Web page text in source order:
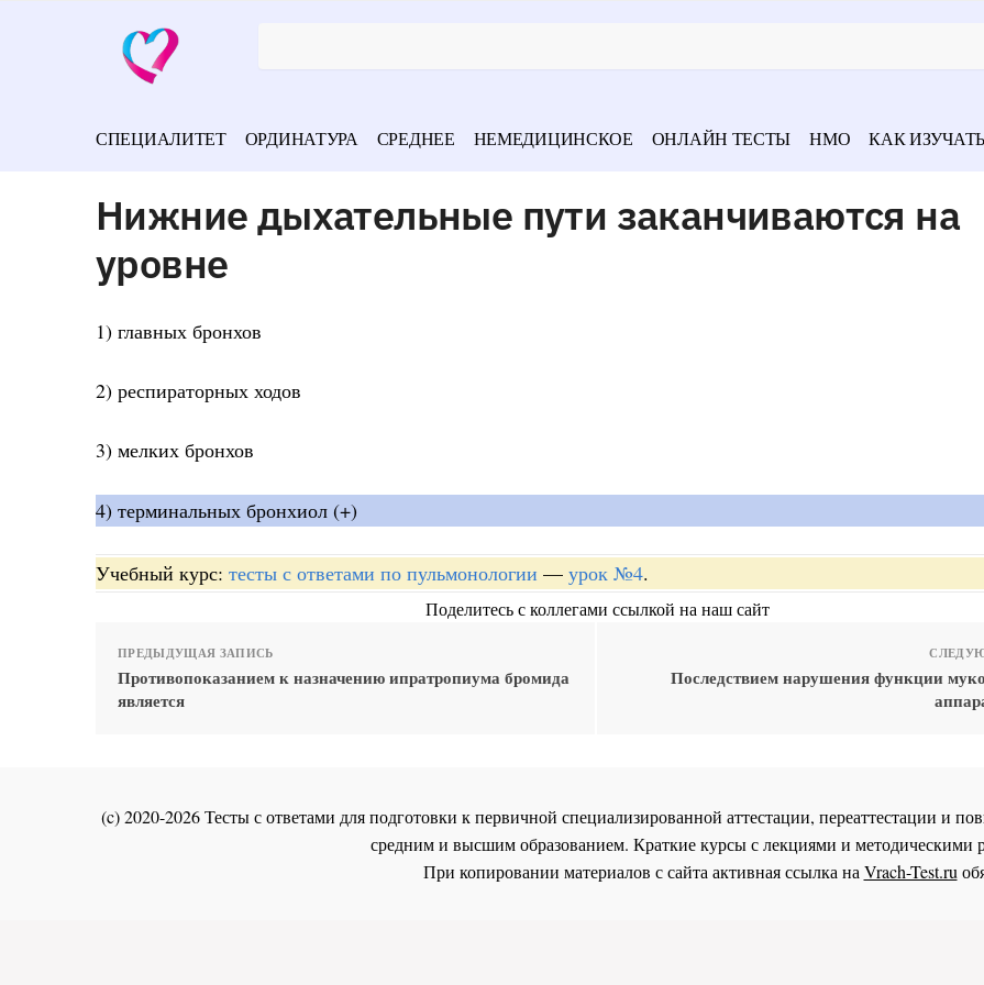
СПЕЦИАЛИТЕТ ОРДИНАТУРА СРЕДНЕЕ НЕМЕДИЦИНСКОЕ ОНЛАЙН ТЕСТЫ НМО КАК ИЗУЧАТЬ
Нижние дыхательные пути заканчиваются на
уровне
1) главных бронхов
2) респираторных ходов
3) мелких бронхов
4) терминальных бронхиол (+)
Учебный курс: тесты с ответами по пульмонологии — урок №4.
Поделитесь с коллегами ссылкой на наш сайт
ПРЕДЫДУЩАЯ ЗАПИСЬ
Противопоказанием к назначению ипратропиума бромида
является
Последствием нарушения функции
(c) 2020-2026 Тесты с ответами для подготовки к первичной специализированной аттестации, переаттестации и
средним и высшим образованием. Краткие курсы с лекциями и методическими
При копировании материалов с сайта активная ссылка наVrach-Test.ru